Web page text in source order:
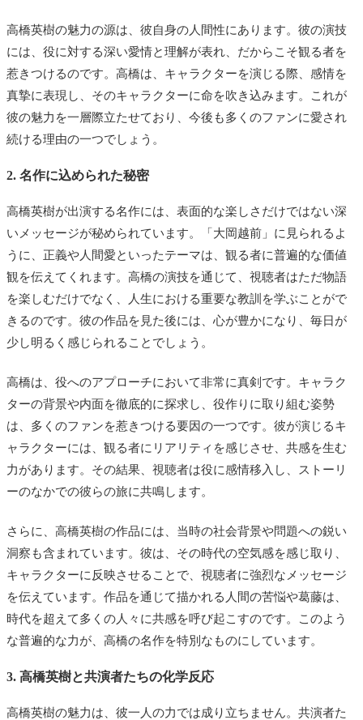
高橋英樹の魅力の源は、彼自身の人間性にあります。彼の演技
には、役に対する深い愛情と理解が表れ、だからこそ観る者を
惹きつけるのです。高橋は、キャラクターを演じる際、感情を
真摯に表現し、そのキャラクターに命を吹き込みます。これが
彼の魅力を一層際立たせており、今後も多くのファンに愛され
続ける理由の一つでしょう。
2. 名作に込められた秘密
高橋英樹が出演する名作には、表面的な楽しさだけではない深
いメッセージが秘められています。「大岡越前」に見られるよ
うに、正義や人間愛といったテーマは、観る者に普遍的な価値
観を伝えてくれます。高橋の演技を通じて、視聴者はただ物語
を楽しむだけでなく、人生における重要な教訓を学ぶことがで
きるのです。彼の作品を見た後には、心が豊かになり、毎日が
少し明るく感じられることでしょう。
高橋は、役へのアプローチにおいて非常に真剣です。キャラク
ターの背景や内面を徹底的に探求し、役作りに取り組む姿勢
は、多くのファンを惹きつける要因の一つです。彼が演じるキ
ャラクターには、観る者にリアリティを感じさせ、共感を生む
力があります。その結果、視聴者は役に感情移入し、ストーリ
ーのなかでの彼らの旅に共鳴します。
さらに、高橋英樹の作品には、当時の社会背景や問題への鋭い
洞察も含まれています。彼は、その時代の空気感を感じ取り、
キャラクターに反映させることで、視聴者に強烈なメッセージ
を伝えています。作品を通じて描かれる人間の苦悩や葛藤は、
時代を超えて多くの人々に共感を呼び起こすのです。このよう
な普遍的な力が、高橋の名作を特別なものにしています。
3. 高橋英樹と共演者たちの化学反応
高橋英樹の魅力は、彼一人の力では成り立ちません。共演者た